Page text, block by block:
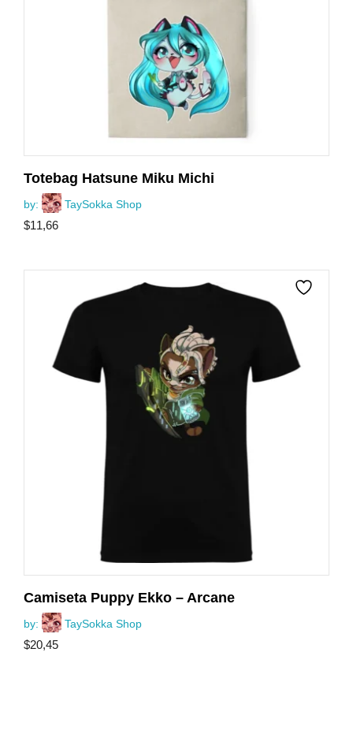
Totebag Hatsune Miku Michi
by: TaySokka Shop
$11,66
Camiseta Puppy Ekko – Arcane
by: TaySokka Shop
$20,45